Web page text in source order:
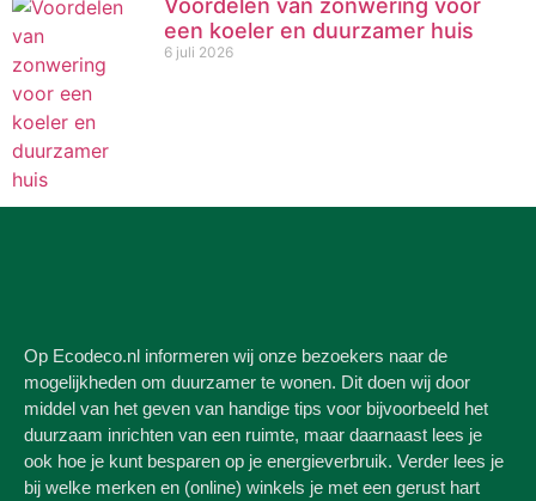
Voordelen van zonwering voor
een koeler en duurzamer huis
6 juli 2026
Op Ecodeco.nl informeren wij onze bezoekers naar de
mogelijkheden om duurzamer te wonen. Dit doen wij door
middel van het geven van handige tips voor bijvoorbeeld het
duurzaam inrichten van een ruimte, maar daarnaast lees je
ook hoe je kunt besparen op je energieverbruik. Verder lees je
bij welke merken en (online) winkels je met een gerust hart